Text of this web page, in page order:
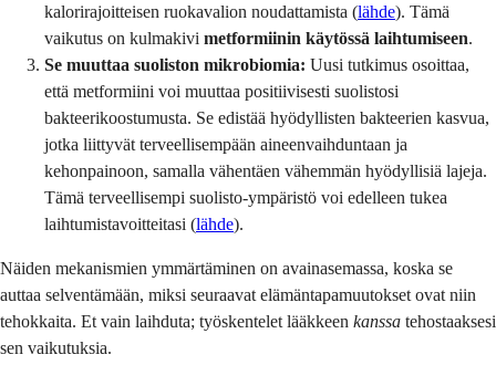
kalorirajoitteisen ruokavalion noudattamista (lähde). Tämä
vaikutus on kulmakivi metformiinin käytössä laihtumiseen.
Se muuttaa suoliston mikrobiomia: Uusi tutkimus osoittaa,
että metformiini voi muuttaa positiivisesti suolistosi
bakteerikoostumusta. Se edistää hyödyllisten bakteerien kasvua,
jotka liittyvät terveellisempään aineenvaihduntaan ja
kehonpainoon, samalla vähentäen vähemmän hyödyllisiä lajeja.
Tämä terveellisempi suolisto-ympäristö voi edelleen tukea
laihtumistavoitteitasi (lähde).
Näiden mekanismien ymmärtäminen on avainasemassa, koska se
auttaa selventämään, miksi seuraavat elämäntapamuutokset ovat niin
tehokkaita. Et vain laihduta; työskentelet lääkkeen kanssa tehostaaksesi
sen vaikutuksia.